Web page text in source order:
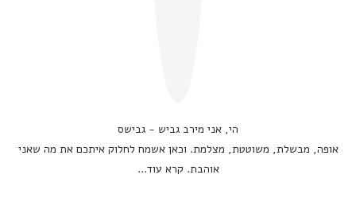
הי, אני מירב גביש - גבישס
אופה, מבשלת, משוטטת, מצלמת. וכאן אשמח לחלוק איתכם את מה שאני
אוהבת. קרא עוד...